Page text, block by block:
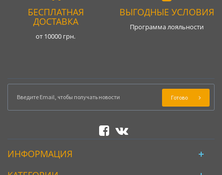
БЕСПЛАТНАЯ
ДОСТАВКА
от 10000 грн.
ВЫГОДНЫЕ УСЛОВИЯ
Программа лояльности
Готово
ИНФОРМАЦИЯ